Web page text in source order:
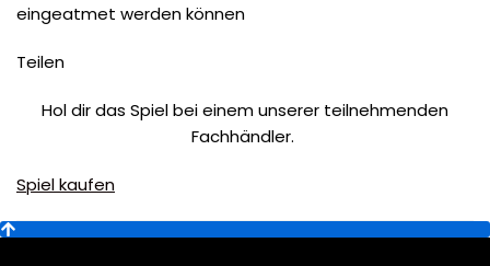
eingeatmet werden können
Teilen
Hol dir das Spiel bei einem unserer teilnehmenden
Fachhändler.
Spiel kaufen